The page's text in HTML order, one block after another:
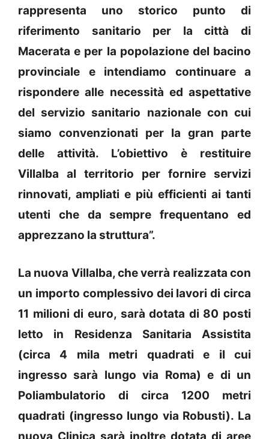
rappresenta uno storico punto di
riferimento sanitario per la città di
Macerata e per la popolazione del bacino
provinciale e intendiamo continuare a
rispondere alle necessità ed aspettative
del servizio sanitario nazionale con cui
siamo convenzionati per la gran parte
delle attività. L’obiettivo è restituire
Villalba al territorio per fornire servizi
rinnovati, ampliati e più efficienti ai tanti
utenti che da sempre frequentano ed
apprezzano la struttura”.
La nuova Villalba, che verrà realizzata con
un importo complessivo dei lavori di circa
11 milioni di euro, sarà dotata di 80 posti
letto in Residenza Sanitaria Assistita
(circa 4 mila metri quadrati e il cui
ingresso sarà lungo via Roma) e di un
Poliambulatorio di circa 1200 metri
quadrati (ingresso lungo via Robusti). La
nuova Clinica sarà inoltre dotata di aree